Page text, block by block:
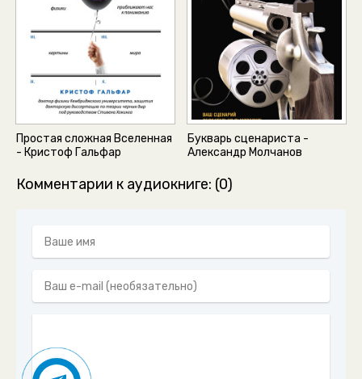
0051
0055
0059
0061
0063
Простая сложная Вселенная
- Кристоф Гальфар
Букварь сценариста -
Александр Молчанов
Комментарии к аудиокниге: (0)